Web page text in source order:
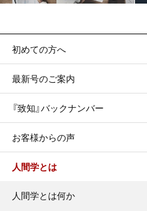
初めての方へ
最新号のご案内
『致知』バックナンバー
お客様からの声
人間学とは
人間学とは何か